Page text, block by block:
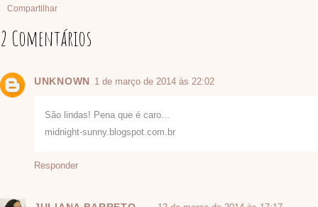
Compartilhar
2 Comentários
UNKNOWN 1 de março de 2014 às 22:02
São lindas! Pena que é caro...
midnight-sunny.blogspot.com.br
Responder